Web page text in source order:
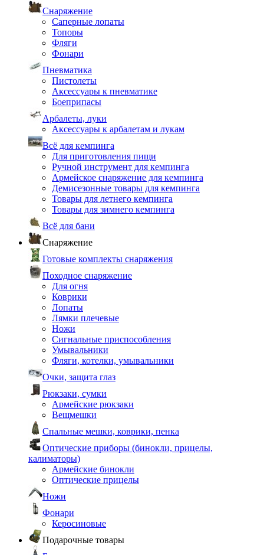
Снаряжение
Саперные лопаты
Топоры
Фляги
Фонари
Пневматика
Пистолеты
Аксессуары к пневматике
Боеприпасы
Арбалеты, луки
Аксессуары к арбалетам и лукам
Всё для кемпинга
Для приготовления пищи
Ручной инструмент для кемпинга
Армейское снаряжение для кемпинга
Демисезонные товары для кемпинга
Товары для летнего кемпинга
Товары для зимнего кемпинга
Всё для бани
Снаряжение
Готовые комплекты снаряжения
Походное снаряжение
Для огня
Коврики
Лопаты
Лямки плечевые
Ножи
Сигнальные приспособления
Умывальники
Фляги, котелки, умывальники
Очки, защита глаз
Рюкзаки, сумки
Армейские рюкзаки
Вещмешки
Спальные мешки, коврики, пенка
Оптические приборы (бинокли, прицелы,
калиматоры)
Армейские бинокли
Оптические прицелы
Ножи
Фонари
Керосиновые
Подарочные товары